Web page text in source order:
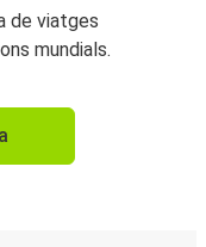
de viatges
mundials.